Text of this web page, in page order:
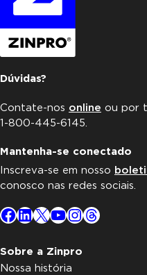
Dúvidas?
Contate-nos online ou por
1-800-445-6145.
Mantenha-se conectado
Inscreva-se em nosso
conosco nas redes sociais.
Facebook
LinkedIn
X YouTube
Instagram
Threads
Sobre a Zinpro
Nossa história